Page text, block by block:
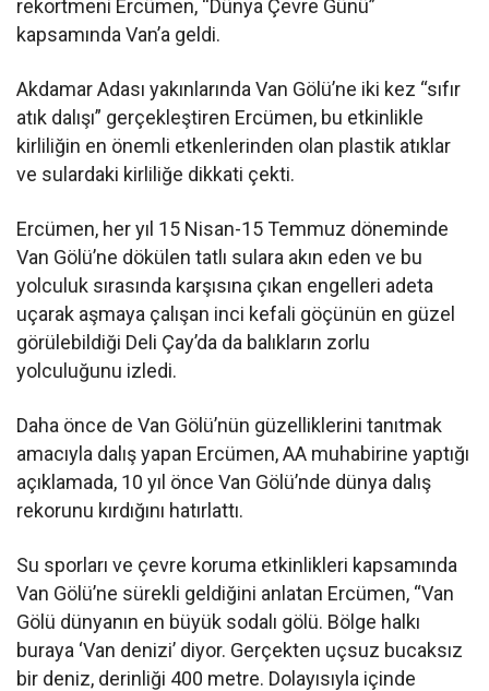
rekortmeni Ercümen, “Dünya Çevre Günü”
kapsamında Van’a geldi.
Akdamar Adası yakınlarında Van Gölü’ne iki kez “sıfır
atık dalışı” gerçekleştiren Ercümen, bu etkinlikle
kirliliğin en önemli etkenlerinden olan plastik atıklar
ve sulardaki kirliliğe dikkati çekti.
Ercümen, her yıl 15 Nisan-15 Temmuz döneminde
Van Gölü’ne dökülen tatlı sulara akın eden ve bu
yolculuk sırasında karşısına çıkan engelleri adeta
uçarak aşmaya çalışan inci kefali göçünün en güzel
görülebildiği Deli Çay’da da balıkların zorlu
yolculuğunu izledi.
Daha önce de Van Gölü’nün güzelliklerini tanıtmak
amacıyla dalış yapan Ercümen, AA muhabirine yaptığı
açıklamada, 10 yıl önce Van Gölü’nde dünya dalış
rekorunu kırdığını hatırlattı.
Su sporları ve çevre koruma etkinlikleri kapsamında
Van Gölü’ne sürekli geldiğini anlatan Ercümen, “Van
Gölü dünyanın en büyük sodalı gölü. Bölge halkı
buraya ‘Van denizi’ diyor. Gerçekten uçsuz bucaksız
bir deniz, derinliği 400 metre. Dolayısıyla içinde